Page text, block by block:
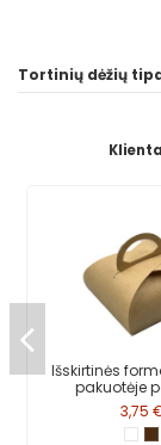
Tortinių dėžių
Išskirtinės
pakuotėje
3,75